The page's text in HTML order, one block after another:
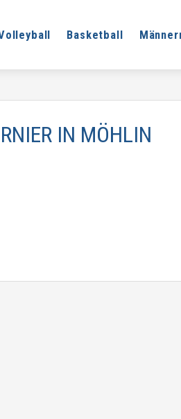
Basketball
IN MÖHLIN